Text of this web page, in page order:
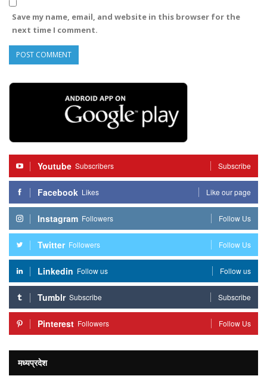
Save my name, email, and website in this browser for the
next time I comment.
Youtube Subscribers Subscribe
Facebook Likes Like our page
Instagram Followers Follow Us
Twitter Followers Follow Us
Linkedin Follow us Follow us
Tumblr Subscribe Subscribe
Pinterest Followers Follow Us
मध्यप्रदेश